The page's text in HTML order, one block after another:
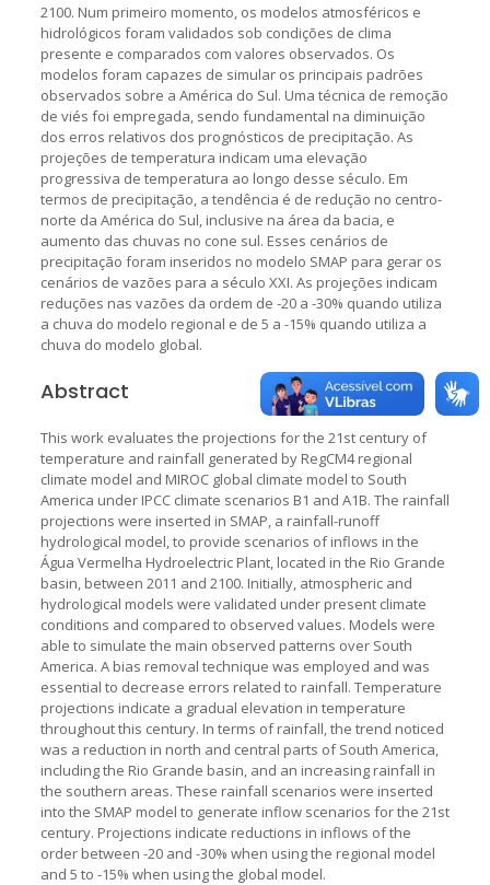
2100. Num primeiro momento, os modelos atmosféricos e
hidrológicos foram validados sob condições de clima
presente e comparados com valores observados. Os
modelos foram capazes de simular os principais padrões
observados sobre a América do Sul. Uma técnica de remoção
de viés foi empregada, sendo fundamental na diminuição
dos erros relativos dos prognósticos de precipitação. As
projeções de temperatura indicam uma elevação
progressiva de temperatura ao longo desse século. Em
termos de precipitação, a tendência é de redução no centro-
norte da América do Sul, inclusive na área da bacia, e
aumento das chuvas no cone sul. Esses cenários de
precipitação foram inseridos no modelo SMAP para gerar os
cenários de vazões para a século XXI. As projeções indicam
reduções nas vazões da ordem de -20 a -30% quando utiliza
a chuva do modelo regional e de 5 a -15% quando utiliza a
chuva do modelo global.
Abstract
This work evaluates the projections for the 21st century of
temperature and rainfall generated by RegCM4 regional
climate model and MIROC global climate model to South
America under IPCC climate scenarios B1 and A1B. The rainfall
projections were inserted in SMAP, a rainfall-runoff
hydrological model, to provide scenarios of inflows in the
Água Vermelha Hydroelectric Plant, located in the Rio Grande
basin, between 2011 and 2100. Initially, atmospheric and
hydrological models were validated under present climate
conditions and compared to observed values. Models were
able to simulate the main observed patterns over South
America. A bias removal technique was employed and was
essential to decrease errors related to rainfall. Temperature
projections indicate a gradual elevation in temperature
throughout this century. In terms of rainfall, the trend noticed
was a reduction in north and central parts of South America,
including the Rio Grande basin, and an increasing rainfall in
the southern areas. These rainfall scenarios were inserted
into the SMAP model to generate inflow scenarios for the 21st
century. Projections indicate reductions in inflows of the
order between -20 and -30% when using the regional model
and 5 to -15% when using the global model.